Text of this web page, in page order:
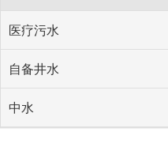
医疗污水
自备井水
中水